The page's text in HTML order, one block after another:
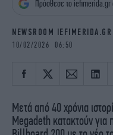
iBOOKS
MEDIA
NEWSLETTER
Πρόσθεσε το iefimerida.gr
NEWSROOM IEFIMERIDA.GR
10/02/2026 06:50
Μετά από 40 χρόνια
Megadeth κατακτούν